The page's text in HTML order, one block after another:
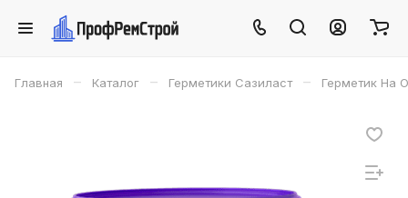
Главная – Каталог – Герметики Сазиласт – Герметик На